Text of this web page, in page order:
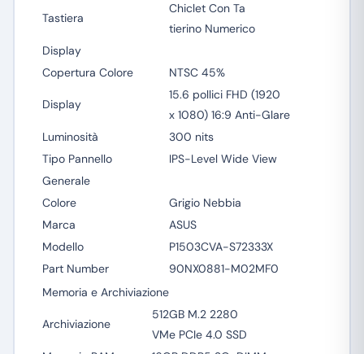
Tastiera
Chiclet Con Ta
tierino Numerico
Display
Copertura Colore
NTSC 45%
Display
15.6 pollici FHD (1920
x 1080) 16:9 Anti-Glare
Luminosità
300 nits
Tipo Pannello
IPS-Level Wide View
Generale
Colore
Grigio Nebbia
Marca
ASUS
Modello
P1503CVA-S72333X
Part Number
90NX0881-M02MF0
Memoria e Archiviazione
Archiviazione
512GB M.2 2280
VMe PCIe 4.0 SSD